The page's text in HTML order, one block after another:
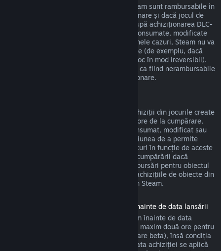
DLC-urile achiziționate din magazinul Steam sunt rambursabile în
termen de paisprezece zile de la achiziționare și dacă jocul de
bază a fost jucat mai puțin de două ore după achiziționarea DLC-
urilor, deci cât timp DLC-urile nu au fost consumate, modificate
sau transferate. Te rugăm să reții că, în unele cazuri, Steam nu va
putea oferi rambursări pentru DLC-uri terțe (de exemplu, dacă
DLC-urile cresc nivelul unui personaj din joc în mod ireversibil).
Aceste excepții vor fi marcate în mod clar ca fiind nerambursabile
pe pagina din magazin înainte de achiziționare.
Steam va oferi rambursări pentru orice achiziții din jocurile create
de Valve în termen de patruzeci și opt de ore de la cumpărare,
atât timp cât obiectul din joc nu a fost consumat, modificat sau
transferat. Dezvoltatorii terți vor avea opțiunea de a permite
rambursări pentru propriile obiecte din jocuri în funcție de aceste
cerințe. Steam te va anunța la momentul cumpărării dacă
dezvoltatorul jocului a optat să ofere rambursări pentru obiectul
din joc pe care îl cumperi. În caz contrar, achizițiile de obiecte din
jocuri non-Valve nu sunt rambursabile prin Steam.
Rambursări pentru titlurile achiziționate înainte de data lansării
Atunci când achiziționezi un titlu pe Steam înainte de data
lansării, se aplică limita de timp de joc de maxim două ore pentru
rambursări (cu excepția sesiunilor de testare beta), însă condiția
să nu fi trecut mai mult de 14 zile de la data achiziției se aplică